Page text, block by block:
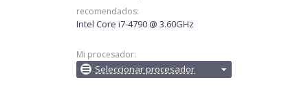
recomendados:
Intel Core i7-4790 @ 3.60GHz
Mi procesador:
Seleccionar procesador